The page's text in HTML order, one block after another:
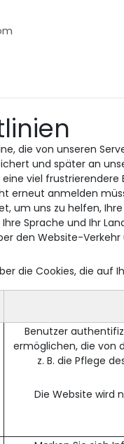
die von unseren
und später an
viel
erneut anmelden
um uns zu helfen,
Sprache und Ihr
den Website-
die Cookies, die
Benutzer
ermöglichen, die von
z. B. die Pflege
Die Website wird